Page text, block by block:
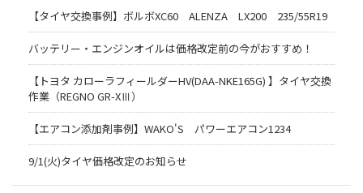
【タイヤ交換事例】ボルボXC60 ALENZA LX200 235/55R19
バッテリー・エンジンオイルは価格改定前の今がおすすめ！
【トヨタ カローラフィールダーHV(DAA-NKE165G) 】タイヤ交換
作業（REGNO GR-XⅢ）
【エアコン添加剤事例】WAKO'S パワーエアコン1234
9/1(火)タイヤ価格改定のお知らせ